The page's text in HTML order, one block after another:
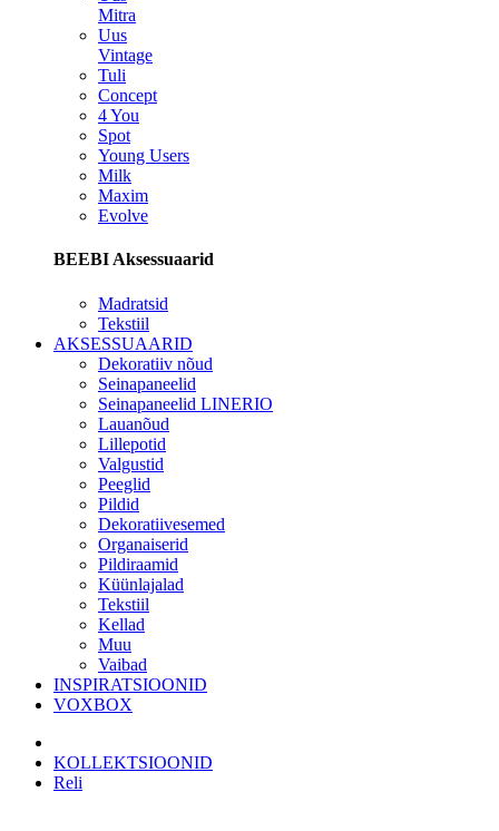
Mitra
Uus
Vintage
Tuli
Concept
4 You
Spot
Young Users
Milk
Maxim
Evolve
BEEBI Aksessuaarid
Madratsid
Tekstiil
AKSESSUAARID
Dekoratiiv nõud
Seinapaneelid
Seinapaneelid LINERIO
Lauanõud
Lillepotid
Valgustid
Peeglid
Pildid
Dekoratiivesemed
Organaiserid
Pildiraamid
Küünlajalad
Tekstiil
Kellad
Muu
Vaibad
INSPIRATSIOONID
VOXBOX
KOLLEKTSIOONID
Reli